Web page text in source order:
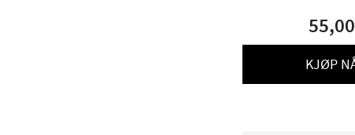
55,00
KJØP